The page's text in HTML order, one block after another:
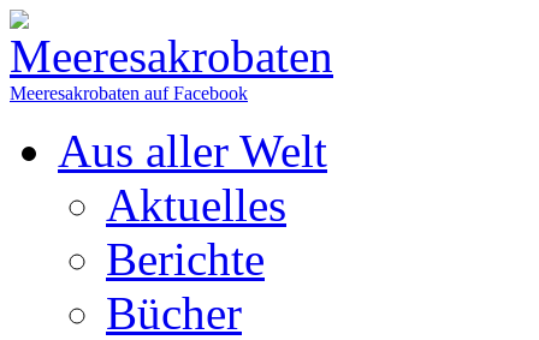
Meeresakrobaten auf Facebook
Aus aller Welt
Aktuelles
Berichte
Bücher